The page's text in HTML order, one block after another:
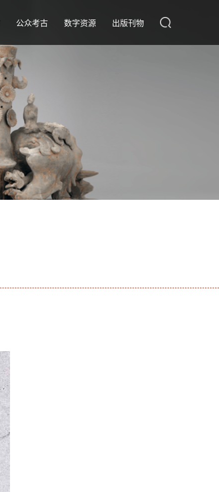
公众考古 数字资源 出版刊物